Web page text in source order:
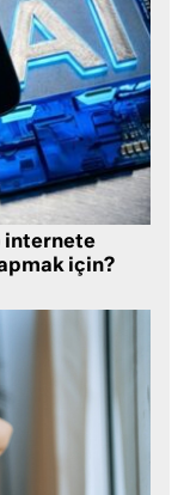
internete
için?